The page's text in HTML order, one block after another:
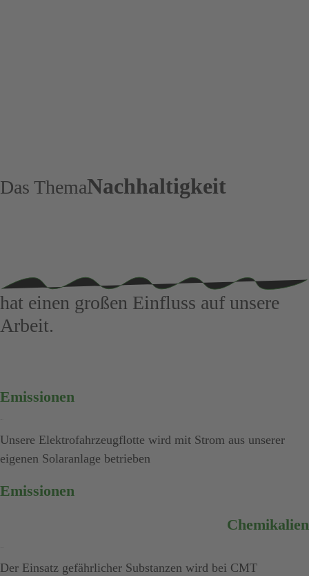
Das ThemaNachhaltigkeit
hat einen großen Einfluss auf unsere
Arbeit.
Emissionen
Unsere Elektrofahrzeugflotte wird mit Strom aus unserer
eigenen Solaranlage betrieben
Emissionen
Chemikalien
Der Einsatz gefährlicher Substanzen wird bei CMT